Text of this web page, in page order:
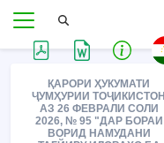
ҚАРОРИ ҲУКУМАТИ
ҶУМҲУРИИ ТОҶИКИСТОН
АЗ 26 ФЕВРАЛИ СОЛИ
2026, № 95 "ДАР БОРАИ
ВОРИД НАМУДАНИ